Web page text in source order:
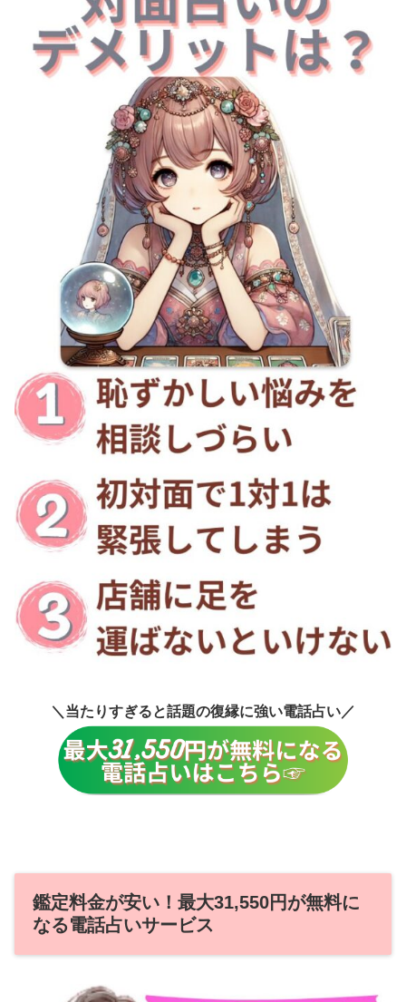
＼当たりすぎると話題の復縁に強い電話占い／
鑑定料金が安い！最大31,550円が無料に
なる電話占いサービス